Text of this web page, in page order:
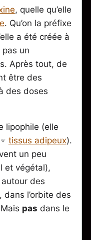
, quelle qu’elle
. Qu’on la préfixe
a été créée à
pas un
Après tout, de
être des
des doses
lipophile (elle
tissus adipeux).
un peu
et végétal),
des
l’orbite des
pas dans le